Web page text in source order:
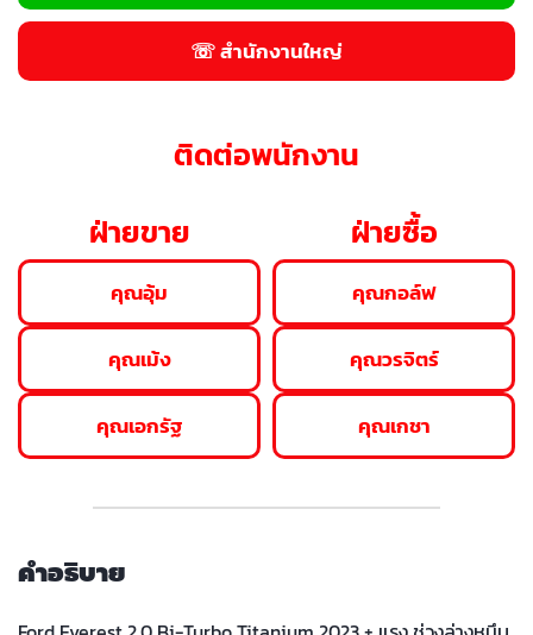
☏ สำนักงานใหญ่
ติดต่อพนักงาน
ฝ่ายขาย
คุณอุ้ม
คุณเม้ง
คุณเอกรัฐ
ฝ่ายซื้อ
คุณกอล์ฟ
คุณวรจิตร์
คุณเกชา
คำอธิบาย